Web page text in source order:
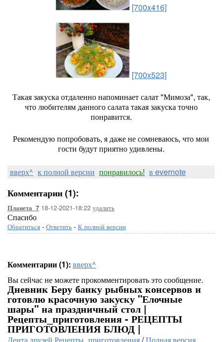
[700x416]
[700x523]
Такая закуска отдаленно напоминает салат "Мимоза", так,
что любителям данного салата такая закуска точно
понравится.
Рекомендую попробовать, я даже не сомневаюсь, что мои
гости будут приятно удивлены.
вверх^ к полной версии понравилось! в evernote
Комментарии (1):
Планета_7 18-12-2021-18:22 удалить
Спасибо
Обратиться - Ответить - К полной версии
Комментарии (1): вверх^
Вы сейчас не можете прокомментировать это сообщение.
Дневник Беру банку рыбных консервов и
готовлю красочную закуску "Елочные
шары" на праздничный стол |
Рецепты_приготовления - РЕЦЕПТЫ
ПРИГОТОВЛЕНИЯ БЛЮД |